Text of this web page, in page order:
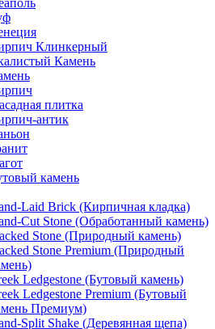
Клинкерный
Камень
плитка
антик
камень
Laid Brick (Кирпичная кладка)
Cut Stone (Обработанный камень)
Stone (Природный камень)
Stone Premium (Природный
Ledgestone (Бутовый камень)
Ledgestone Premium (Бутовый
Премиум)
Split Shake (Деревянная щепа)